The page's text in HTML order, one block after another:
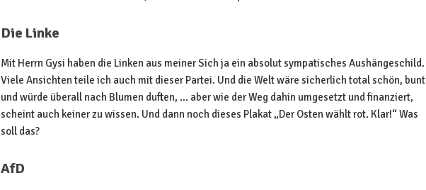
Die Linke
Mit Herrn Gysi haben die Linken aus meiner Sich ja ein absolut sympatisches Aushängeschild.
Viele Ansichten teile ich auch mit dieser Partei. Und die Welt wäre sicherlich total schön, bunt
und würde überall nach Blumen duften, … aber wie der Weg dahin umgesetzt und finanziert,
scheint auch keiner zu wissen. Und dann noch dieses Plakat „Der Osten wählt rot. Klar!“ Was
soll das?
AfD